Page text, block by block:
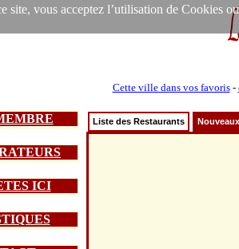
vous acceptez l’utilisation de Cookies
Cette ville dans vos favoris-
ICI
Liste des Restaurants